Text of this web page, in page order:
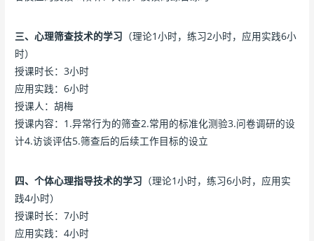
三、心理筛查技术的学习 （理论1小时，练习2小时，应用实践6小
时）
授课时长：3小时
应用实践：6小时
授课人：胡梅
授课内容：1.异常行为的筛查2.常用的标准化测验3.问卷调研的设
计4.访谈评估5.筛查后的后续工作目标的设立
四、个体心理指导技术的学习 （理论1小时，练习6小时，应用实
践4小时）
授课时长：7小时
应用实践：4小时